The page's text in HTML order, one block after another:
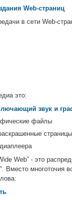
Web-страниц
в сети Web-
это:
звук и
файлы
Web” - это
Вместо многоточия